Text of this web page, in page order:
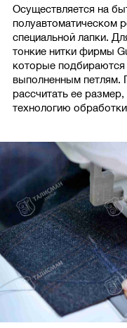
Осуществляется на
полуавтоматическом
специальной лапки.
тонкие нитки фирмы
которые подбираются
выполненным петлям.
рассчитать ее
технологию